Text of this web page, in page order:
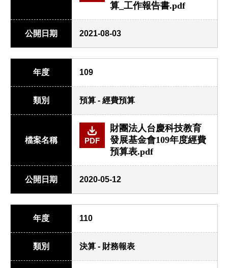
算_工作報告書.pdf
公開日期 2021-08-03
年度 109
類別 預算 - 經費預算
檔案名稱 PDF
財團法人台慶科技教育
發展基金會109年度經費
預算表.pdf
公開日期 2020-05-12
年度 110
類別 決算 - 財務報表